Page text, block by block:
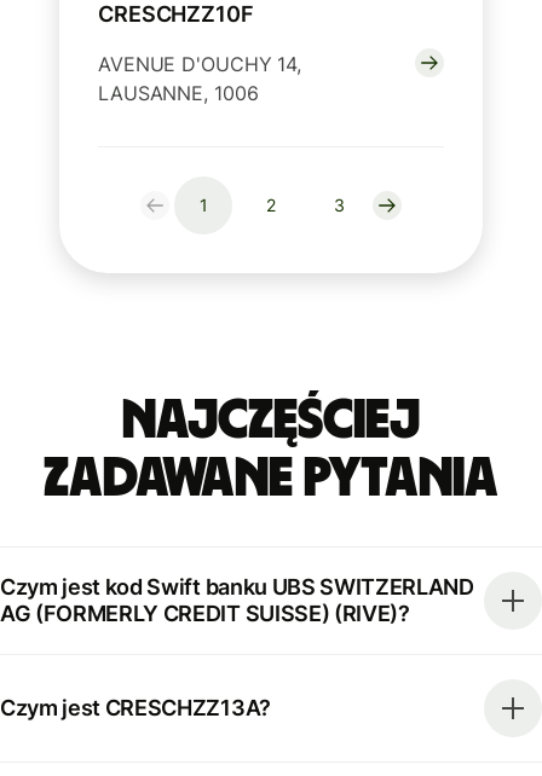
CRESCHZZ10F
AVENUE D'OUCHY 14,
LAUSANNE, 1006
1 2 3
Najczęściej
zadawane pytania
Czym jest kod Swift banku UBS SWITZERLAND
AG (FORMERLY CREDIT SUISSE) (RIVE)?
Czym jest CRESCHZZ13A?